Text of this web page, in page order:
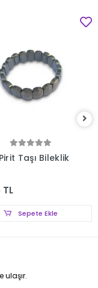
Taşı Bileklik
Sepete Ekle
ulaşır.